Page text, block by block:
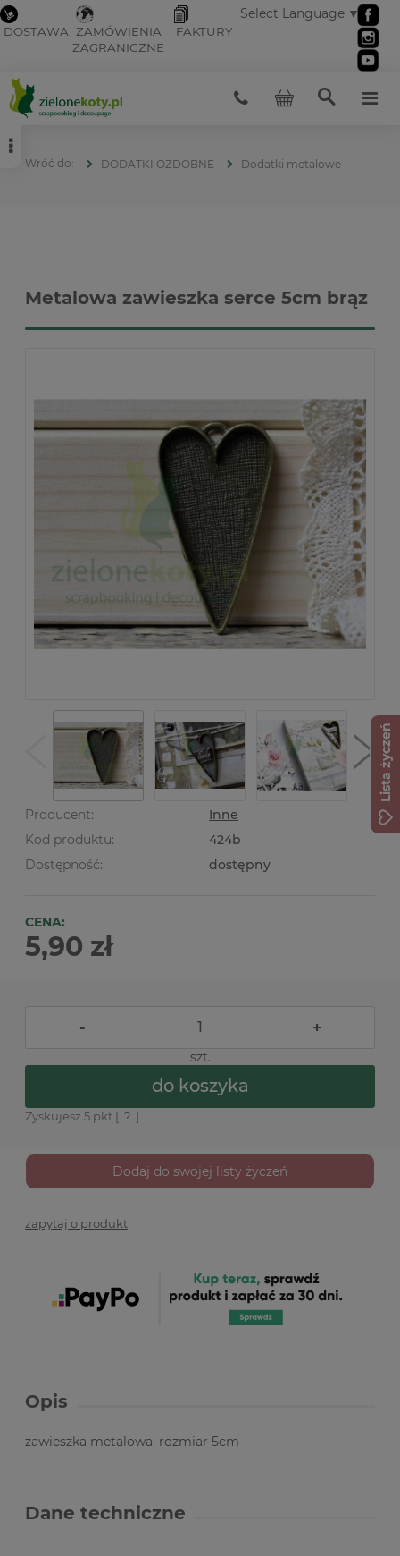
DOSTAWA ZAMÓWIENIA
ZAGRANICZNE
FAKTURY
Select Language ▼
DODATKI OZDOBNE Dodatki metalowe
Metalowa zawieszka serce 5cm brąz
Producent:
Inne
Kod produktu:
424b
Dostępność:
dostępny
CENA:
5,90 zł
- +
szt.
do koszyka
Zyskujesz 5 pkt [ ? ]
Dodaj do swojej listy życzeń
zapytaj o produkt
Opis
zawieszka metalowa, rozmiar 5cm
Dane techniczne
Lista życzeń